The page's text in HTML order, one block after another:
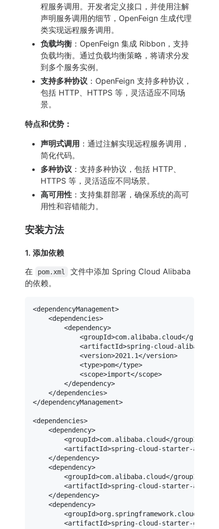
程服务调用。开发者定义接口，并使用注解
声明服务调用的细节，OpenFeign 生成代理
类实现远程服务调用。
负载均衡 ：OpenFeign 集成 Ribbon，支持
负载均衡。通过负载均衡策略，将请求分发
到多个服务实例。
支持多种协议 ：OpenFeign 支持多种协议，
包括 HTTP、HTTPS 等，灵活适应不同场
景。
特点和优势：
声明式调用 ：通过注解实现远程服务调用，
简化代码。
多种协议 ：支持多种协议，包括 HTTP、
HTTPS 等，灵活适应不同场景。
高可用性 ：支持集群部署，确保系统的高可
用性和容错能力。
安装方法
1. 添加依赖
在
pom.xml
文件中添加 Spring Cloud Alibaba
的依赖。
<dependencyManagement>
<dependencies>
<dependency>
<groupId>com.alibaba.cloud</groupId
<artifactId>spring-cloud-alibaba-
<version>2021.1</version>
<type>pom</type>
<scope>import</scope>
</dependency>
</dependencies>
</dependencyManagement>
<dependencies>
<dependency>
<groupId>com.alibaba.cloud</groupId
<artifactId>spring-cloud-starter-
</dependency>
<dependency>
<groupId>com.alibaba.cloud</groupId
<artifactId>spring-cloud-starter-
</dependency>
<dependency>
<groupId>org.springframework.cloud
<artifactId>spring-cloud-starter-